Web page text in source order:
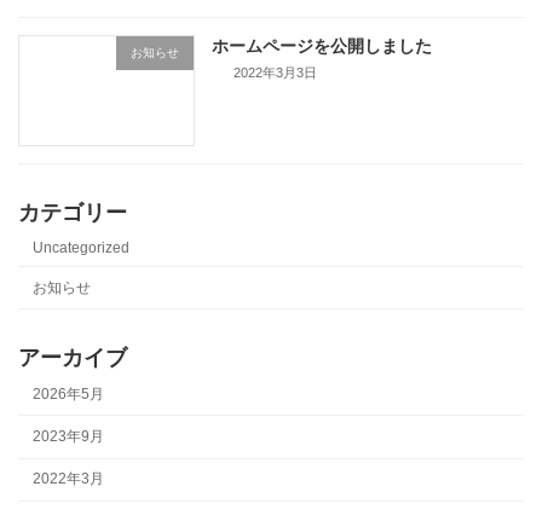
お知らせ ホームページを公開しました
2022年3月3日
カテゴリー
Uncategorized
お知らせ
アーカイブ
2026年5月
2023年9月
2022年3月